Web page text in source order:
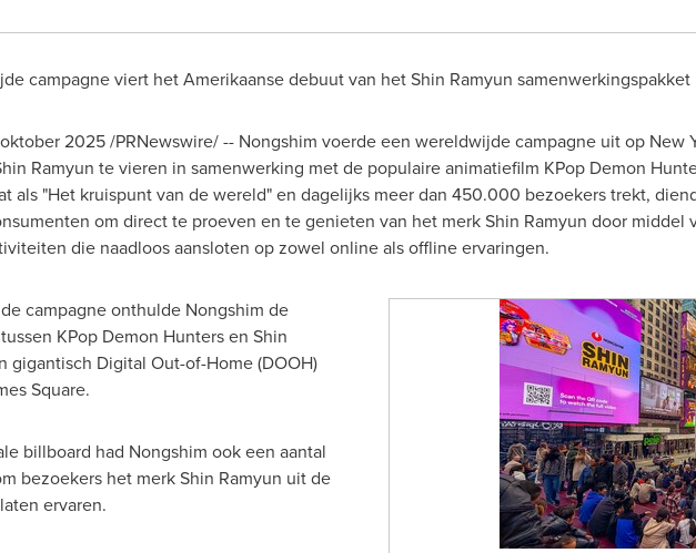
campagne viert het Amerikaanse debuut van het Shin Ramyun samenwerkingspakket
2025/PRNewswire/ -- Nongshim voerde een wereldwijde campagne uit op New
Ramyun te vieren in samenwerking met de populaire animatiefilm KPop Demon
als "Het kruispunt van de wereld" en dagelijks meer dan 450.000 bezoekers trekt,
om direct te proeven en te genieten van het merk Shin Ramyun door middel
die naadloos aansloten op zowel online als offline ervaringen.
campagne onthulde Nongshim de
KPop Demon Hunters en Shin
gigantisch Digital Out-of-Home (DOOH)
Square.
billboard had Nongshim ook een aantal
bezoekers het merk Shin Ramyun uit de
ervaren.